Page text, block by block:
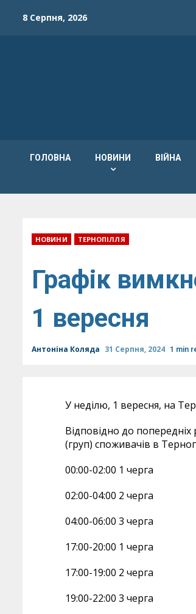
8 Серпня, 2026
ГОЛОВНА НОВИНИ ВІЙНА
НОВИНИ ТЕРНОПІЛЛЯ
Графік
1 вересня
Антоніна Коляда 31 Серпня, 2024 1 min
У неділю, 1 вересня, на
Відповідно до
(груп) споживачів в
00:00-02:00 1 черга
02:00-04:00 2 черга
04:00-06:00 3 черга
17:00-20:00 1 черга
17:00-19:00 2 черга
19:00-22:00 3 черга